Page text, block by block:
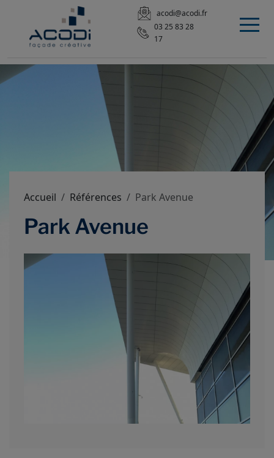
acodi@acodi.fr
03 25 83 28
17
Accueil Références Park Avenue
Park Avenue